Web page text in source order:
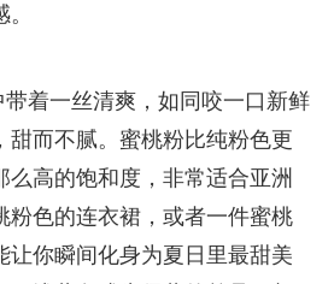
着一丝清爽，如同咬一口新鲜
甜而不腻。蜜桃粉比纯粉色更
么高的饱和度，非常适合亚洲
粉色的连衣裙，或者一件蜜桃
让你瞬间化身为夏日里最甜美